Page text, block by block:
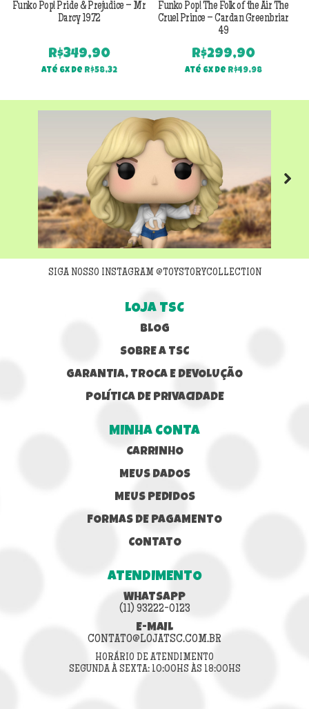
Funko Pop! Pride & Prejudice – Mr
Darcy 1972
R$349,90
Até 6x de R$58,32
Funko Pop! The Folk of the Air The
Cruel Prince – Cardan Greenbriar
49
R$299,90
Até 6x de R$49,98
Next
SIGA NOSSO INSTAGRAM @TOYSTORYCOLLECTION
LOJA TSC
BLOG
SOBRE A TSC
GARANTIA, TROCA E DEVOLUÇÃO
POLÍTICA DE PRIVACIDADE
MINHA CONTA
CARRINHO
MEUS DADOS
MEUS PEDIDOS
FORMAS DE PAGAMENTO
CONTATO
ATENDIMENTO
WHATSAPP
(11) 93222-0123
E-MAIL
CONTATO@LOJATSC.COM.BR
HORÁRIO DE ATENDIMENTO
SEGUNDA À SEXTA: 10:00HS ÀS 18:00HS